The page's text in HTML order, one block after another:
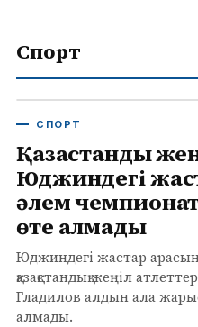
Спорт
СПОРТ
Қазақстандық
Юджиндегі
әлем
өте алмады
Юджиндегі жастар
қазақстандық жеңіл
Гладилов алдын ала
алмады.